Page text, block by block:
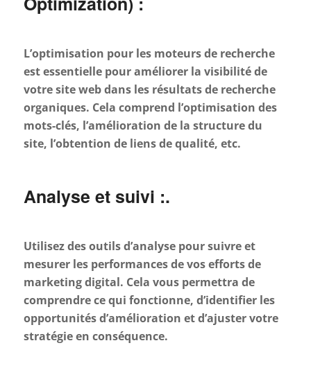
L’optimisation pour les moteurs de recherche
est essentielle pour améliorer la visibilité de
votre site web dans les résultats de recherche
organiques. Cela comprend l’optimisation des
mots-clés, l’amélioration de la structure du
site, l’obtention de liens de qualité, etc.
Analyse et suivi :.
Utilisez des outils d’analyse pour suivre et
mesurer les performances de vos efforts de
marketing digital. Cela vous permettra de
comprendre ce qui fonctionne, d’identifier les
opportunités d’amélioration et d’ajuster votre
stratégie en conséquence.